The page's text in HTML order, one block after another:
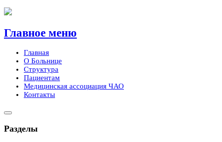
Skip
content
Главное меню
Главная
О Больнице
Структура
Пациентам
Медицинская ассоциация ЧАО
Контакты
Разделы